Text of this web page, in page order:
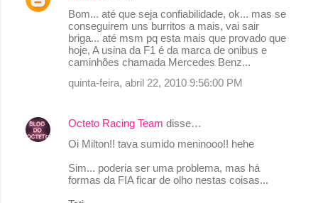
Bom... até que seja confiabilidade, ok... mas se
conseguirem uns burritos a mais, vai sair
briga... até msm pq esta mais que provado que
hoje, A usina da F1 é da marca de onibus e
caminhões chamada Mercedes Benz...
quinta-feira, abril 22, 2010 9:56:00 PM
Octeto Racing Team disse…
Oi Milton!! tava sumido meninooo!! hehe
Sim... poderia ser uma problema, mas há
formas da FIA ficar de olho nestas coisas...